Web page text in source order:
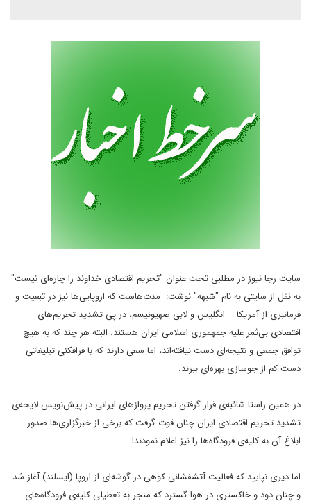
سایت رجا نیوز در مطلبی تحت عنوان "تحریم اقتصادی خداوند را چاره‌ای نیست"
به نقل از سایتیبه نام "شبهه" نوشت: مدت‌هاست که اروپایی‌ها نیز در تبعیت و
فرمانبری از آمریکا – انگلیس و لابی صهیونیسم، در پی تشدید تحریم‌های
اقتصادی بی‌ثمر علیه جمهموری اسلامی ایران هستند. البته هر چند که به هیچ
توافق جمعی و نتیجه‌ای دست‌ نیافته‌اند، اما سعی دارند که با فرافکنی تبلیغاتی
دست کم از جوسازی بهره‌ای ببرند.
در همین راستا شائبه‌ی قرار گرفتن تحریمپروازهای ایرانی در پیش‌نویس لایحه‌ی
تشدید تحریم اقتصادی ایران چنان قوت گرفت که برخی از خبرگزاری‌ها صدور
ابلاغ آن به کلیه‌ی فرودگاه‌ها را نیز اعلام نمودند!
اما دیری نپایید که فعالیت آتشفشانی کوهی در گوشه‌ای از اروپا (ایسلند) آغاز شد
و چنان دود و خاکستری در هوا گسترد که منجر بهتعطیلی کلیه‌ی فرودگاه‌های